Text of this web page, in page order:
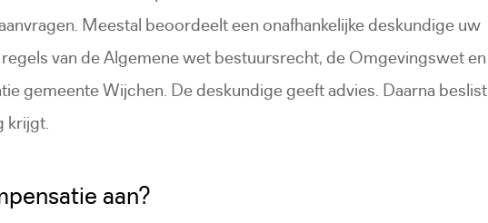
Meestal beoordeelt een onafhankelijke deskundige uw
van de Algemene wet bestuursrecht, de Omgevingswet en
gemeente Wijchen. De deskundige geeft advies. Daarna beslist
krijgt.
aan?